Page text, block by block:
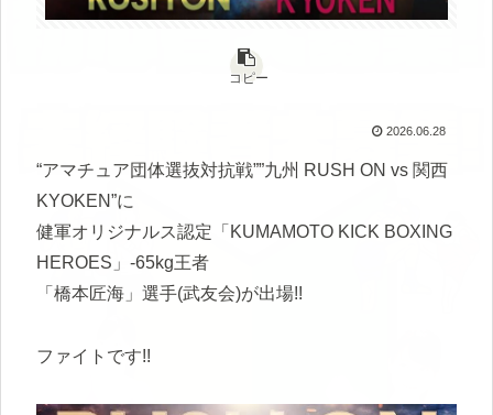
コピー
2026.06.28
“アマチュア団体選抜対抗戦””九州 RUSH ON vs 関西
KYOKEN”に
健軍オリジナルス認定「KUMAMOTO KICK BOXING
HEROES」-65kg王者
「橋本匠海」選手(武友会)が出場!!
ファイトです!!